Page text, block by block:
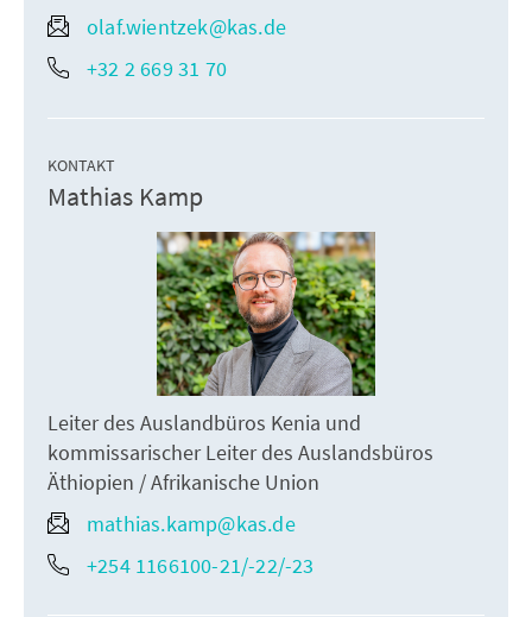
olaf.wientzek@kas.de
+32 2 669 31 70
KONTAKT
Mathias Kamp
Leiter des Auslandbüros Kenia und
kommissarischer Leiter des Auslandsbüros
Äthiopien / Afrikanische Union
mathias.kamp@kas.de
+254 1166100-21/-22/-23